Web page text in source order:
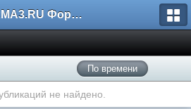
ARMA3.RU Форум
По времени
не найдено.